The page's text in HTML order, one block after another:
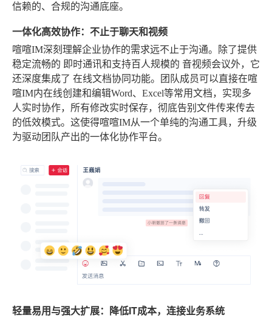
信赖的、合规的沟通底座。
一体化高效协作：不止于聊天和视频
喧喧IM深刻理解企业协作的需求远不止于沟通。除了提供
稳定流畅的 即时通讯和支持百人规模的 音视频会议外，它
还深度集成了 在线文档协同功能。团队成员可以直接在喧
喧IM内在线创建和编辑Word、Excel等常用文档，实现多
人实时协作，所有修改实时保存，彻底告别文件传来传去
的低效模式。这使得喧喧IM从一个单纯的沟通工具，升级
为驱动团队产出的一体化协作平台。
轻量易用与强大扩展：降低IT成本，连接业务系统